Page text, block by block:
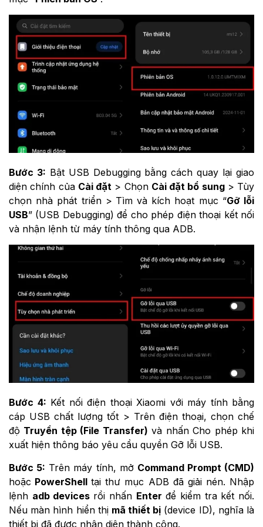
Bước 3: Bật USB Debugging bằng cách quay lại giao
diện chính của Cài đặt > Chọn Cài đặt bổ sung> Tùy
chọn nhà phát triển > Tìm và kích hoạt mục “Gỡ lỗi
USB” (USB Debugging) để cho phép điện thoại kết nối
và nhận lệnh từ máy tính thông qua ADB.
Bước 4: Kết nối điện thoại Xiaomi với máy tính bằng
cáp USB chất lượng tốt > Trên điện thoại, chọn chế
độ Truyền tệp (File Transfer) và nhấn Cho phép khi
xuất hiện thông báo yêu cầu quyền Gỡ lỗi USB.
Bước 5: Trên máy tính, mở Command Prompt (CMD)
hoặc PowerShelltại thư mục ADB đã giải nén. Nhập
lệnh adb devices rồi nhấn Enter để kiểm tra kết nối.
Nếu màn hình hiển thị mã thiết bị (device ID), nghĩa là
thiết bị đã được nhận diện thành công.